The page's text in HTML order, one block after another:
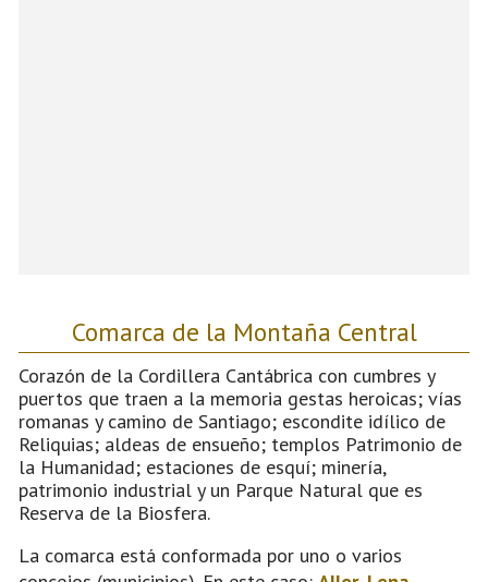
Comarca de la Montaña Central
Corazón de la Cordillera Cantábrica con cumbres y
puertos que traen a la memoria gestas heroicas; vías
romanas y camino de Santiago; escondite idílico de
Reliquias; aldeas de ensueño; templos Patrimonio de
la Humanidad; estaciones de esquí; minería,
patrimonio industrial y un Parque Natural que es
Reserva de la Biosfera.
La comarca está conformada por uno o varios